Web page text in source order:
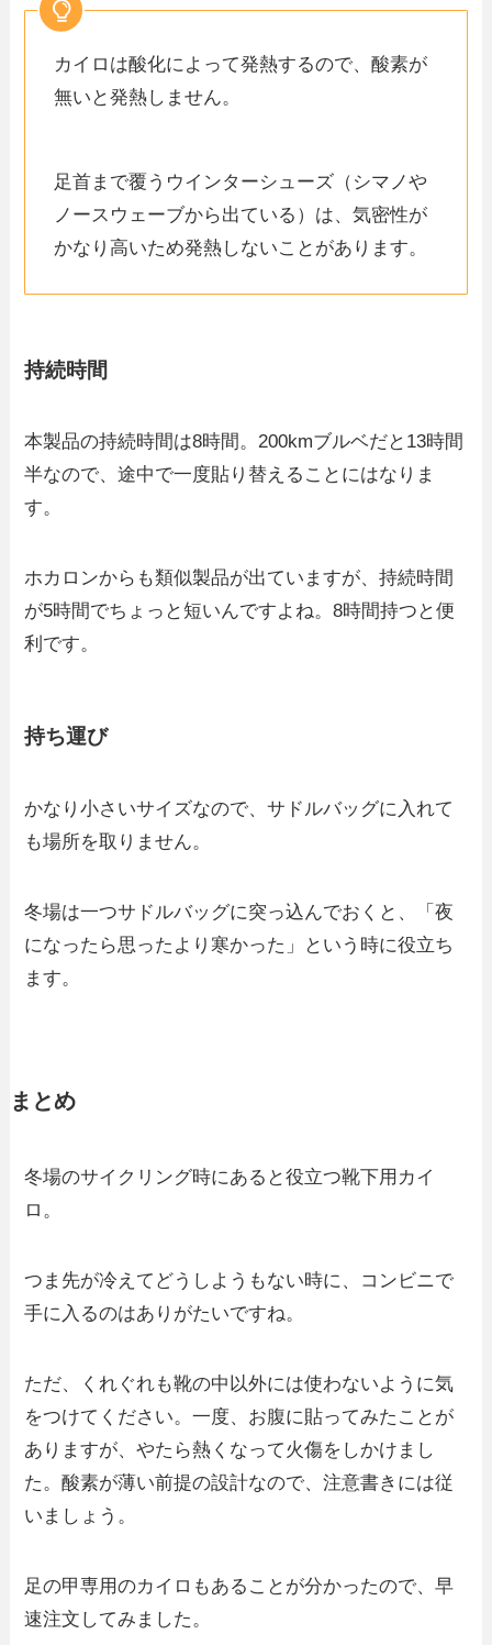
カイロは酸化によって発熱するので、酸素が
無いと発熱しません。
足首まで覆うウインターシューズ（シマノや
ノースウェーブから出ている）は、気密性が
かなり高いため発熱しないことがあります。
持続時間
本製品の持続時間は8時間。200kmブルベだと13時間
半なので、途中で一度貼り替えることにはなりま
す。
ホカロンからも類似製品が出ていますが、持続時間
が5時間でちょっと短いんですよね。8時間持つと便
利です。
持ち運び
かなり小さいサイズなので、サドルバッグに入れて
も場所を取りません。
冬場は一つサドルバッグに突っ込んでおくと、「夜
になったら思ったより寒かった」という時に役立ち
ます。
まとめ
冬場のサイクリング時にあると役立つ靴下用カイ
ロ。
つま先が冷えてどうしようもない時に、コンビニで
手に入るのはありがたいですね。
ただ、くれぐれも靴の中以外には使わないように気
をつけてください。一度、お腹に貼ってみたことが
ありますが、やたら熱くなって火傷をしかけまし
た。酸素が薄い前提の設計なので、注意書きには従
いましょう。
足の甲専用のカイロもあることが分かったので、早
速注文してみました。